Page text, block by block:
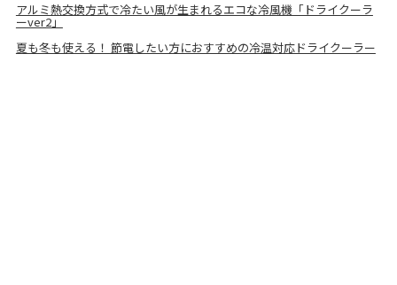
アルミ熱交換方式で冷たい風が生まれるエコな冷風機「ドライクーラ
ーver2」
夏も冬も使える！ 節電したい方におすすめの冷温対応ドライクーラー